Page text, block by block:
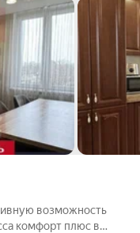
возможность
комфорт плюс в